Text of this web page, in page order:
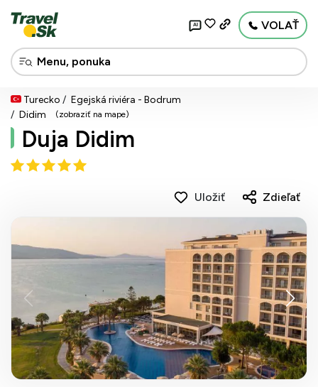
AI VOLAŤ
Turecko
Egejská riviéra - Bodrum
Didim
(zobraziť na mape)
Duja Didim
Uložiť Zdieľať